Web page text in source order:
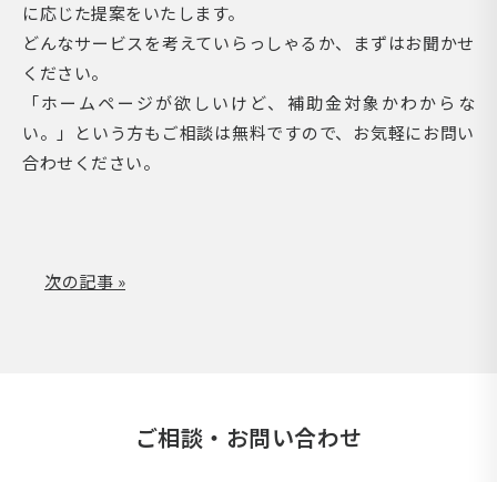
に応じた提案をいたします。
どんなサービスを考えていらっしゃるか、まずはお聞かせ
ください。
「ホームページが欲しいけど、補助金対象かわからな
い。」という方もご相談は無料ですので、お気軽にお問い
合わせください。
次の記事 »
ご相談・お問い合わせ